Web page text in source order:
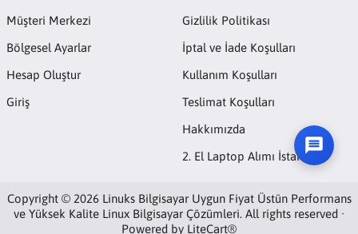
Müşteri Merkezi
Bölgesel Ayarlar
Hesap Oluştur
Giriş
Gizlilik Politikası
İptal ve İade Koşulları
Kullanım Koşulları
Teslimat Koşulları
Hakkımızda
2. El Laptop Alımı İstanbul
Copyright © 2026 Linuks Bilgisayar Uygun Fiyat Üstün Performans
ve Yüksek Kalite Linux Bilgisayar Çözümleri. All rights reserved ·
Powered by LiteCart®